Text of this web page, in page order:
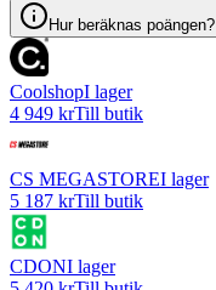
Hur beräknas poängen?
CoolshopI lager
4 949 krTill butik
CS MEGASTOREI lager
5 187 krTill butik
CDONI lager